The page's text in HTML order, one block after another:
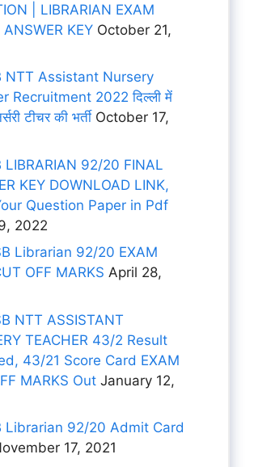
| LIBRARIAN EXAM
ANSWER KEY October 21,
NTT Assistant Nursery
Recruitment 2022 दिल्ली में
टीचर की भर्ती October 17,
LIBRARIAN 92/20 FINAL
KEY DOWNLOAD LINK,
Question Paper in Pdf
2022
Librarian 92/20 EXAM
OFF MARKS April 28,
NTT ASSISTANT
TEACHER 43/2 Result
43/21 Score Card EXAM
MARKS Out January 12,
Librarian 92/20 Admit Card
17, 2021